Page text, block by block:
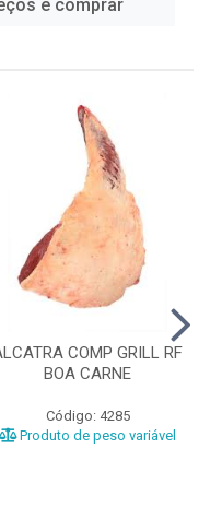
e comprar
COMP GRILL RF
BOA CARNE
Código: 4285
Produto de peso variável